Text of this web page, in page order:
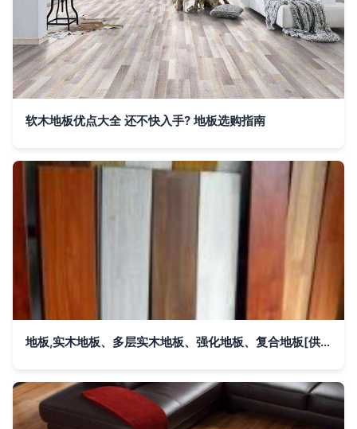
软木地板优点大全 还不快入手? 地板选购指南
地板,实木地板、多层实木地板、强化地板、复合地板[供应]_地板_世界工厂网中国产品信息库